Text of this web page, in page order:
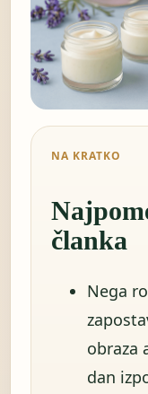
NA KRATKO
članka
Nega
obraza
dan